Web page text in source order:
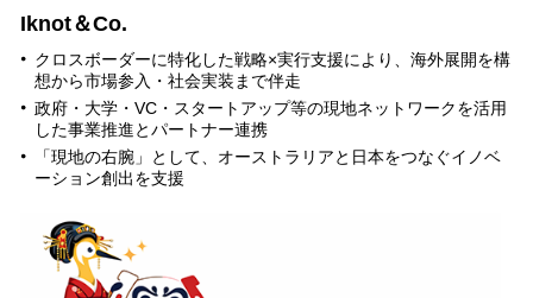
Iknot＆Co.
クロスボーダーに特化した戦略×実行支援により、海外展開を構
想から市場参入・社会実装まで伴走
政府・大学・VC・スタートアップ等の現地ネットワークを活用
した事業推進とパートナー連携
「現地の右腕」として、オーストラリアと日本をつなぐイノベ
ーション創出を支援